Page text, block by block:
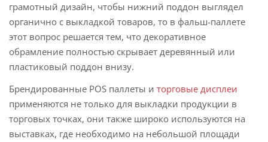
грамотный дизайн, чтобы нижний поддон выглядел
органично с выкладкой товаров, то в фальш-паллете
этот вопрос решается тем, что декоративное
обрамление полностью скрывает деревянный или
пластиковый поддон внизу.
Брендированные POS паллеты и торговые дисплеи
применяются не только для выкладки продукции в
торговых точках, они также широко используются на
выставках, где необходимо на небольшой площади